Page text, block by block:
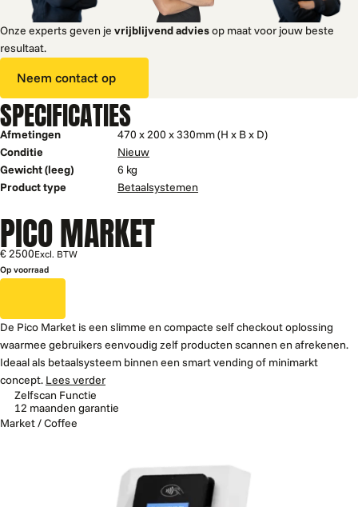
Onze experts geven je vrijblijvend adviesop maat voor jouw beste
resultaat.
Neem contact op
SPECIFICATIES
Afmetingen
470 x 200 x 330mm (H x B x D)
Conditie
Nieuw
Gewicht (leeg)
6 kg
Product type
Betaalsystemen
PICO MARKET
€ 2500Excl. BTW
Op voorraad
De Pico Market is een slimme en compacte self checkout oplossing
waarmee gebruikers eenvoudig zelf producten scannen en afrekenen.
Ideaal als betaalsysteem binnen een smart vending of minimarkt
concept. Lees verder
Zelfscan Functie
12 maanden garantie
Market / Coffee